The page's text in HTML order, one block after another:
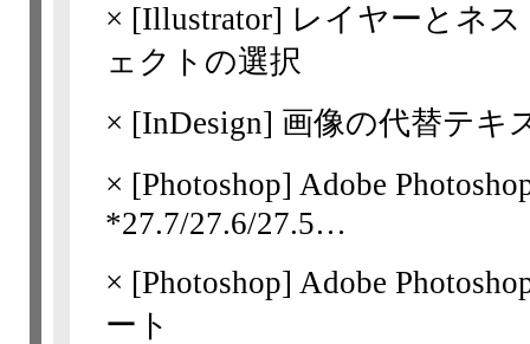
× [Illustrator] レイヤーとネ
ェクトの選択
× [InDesign] 画像の代替テキ
× [Photoshop] Adobe
*27.7/​27.6/​27.5…
× [Photoshop] Adobe
ート